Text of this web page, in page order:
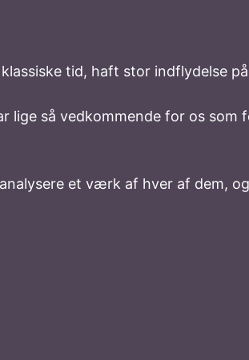
tid, haft stor indflydelse på
lige så vedkommende for os som
et værk af hver af dem,